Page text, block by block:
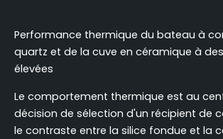
Performance thermique du bateau à
quartz et de la cuve en céramique à
élevées
Le comportement thermique est au
décision de sélection d'un récipient de
le contraste entre la silice fondue et la